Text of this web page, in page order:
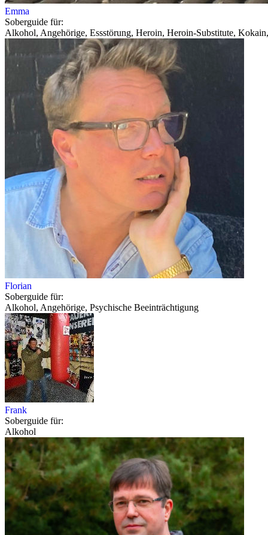
Emma
Soberguide für:
Alkohol, Angehörige, Essstörung, Heroin, Heroin-Substitute,
Florian
Soberguide für:
Alkohol, Angehörige, Psychische Beeinträchtigung
Frank
Soberguide für:
Alkohol